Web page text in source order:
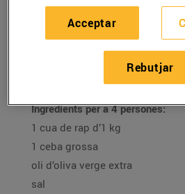
RECEPTES
Rap amb
Ingredients per a 4 persones:
1 cua de rap d’1 kg
1 ceba grossa
oli d’oliva verge extra
sal
Rebutjar
Acceptar